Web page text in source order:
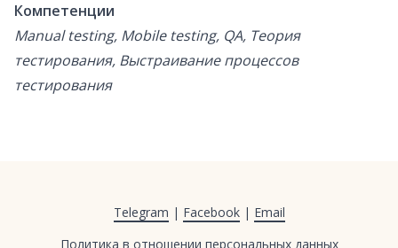
Компетенции
Manual testing, Mobile testing, QA, Теория
тестирования, Выстраивание процессов
тестирования
Telegram | Facebook| Email
Политика в отношении персональных данных